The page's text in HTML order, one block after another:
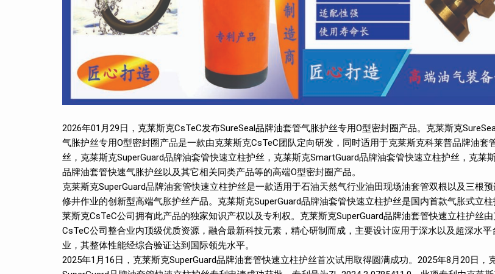
2026年01月29日，克莱斯克CsTeC发布SureSeal品牌油套管气胀护丝专用O型密封圈产品。克莱斯克
气胀护丝专用O型密封圈产品是一款由克莱斯克CsTeC团队定向研发，同时适用于克莱斯克科莱普品牌油套
丝，克莱斯克SuperGuard品牌油套管快速立柱护丝，克莱斯克SmartGuard品牌油套管快速立柱护丝，克莱
品牌油套管快速气胀护丝以及其它相关同类产品等的高端O型密封圈产品。
克莱斯克SuperGuard品牌油套管快速立柱护丝是一款适用于石油天然气行业油田现场油套管双根以及三根预
修井作业的创新型高端气胀护丝产品。克莱斯克SuperGuard品牌油套管快速立柱护丝是国内首款气胀式立
莱斯克CsTeC公司拥有此产品的独家知识产权以及专利权。克莱斯克SuperGuard品牌油套管快速立柱护丝
CsTeC公司整合业内顶级优质资源，融合最新科技元素，精心研制而成，主要设计应用于深水以及超深水平
业，其整体性能经综合验证达到国际领先水平。
2025年1月16日，克莱斯克SuperGuard品牌油套管快速立柱护丝首次试用取得圆满成功。2025年8月20日，